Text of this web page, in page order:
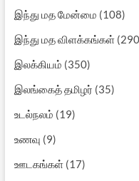
இந்து மத மேன்மை (108)
இந்து மத விளக்கங்கள்
இலக்கியம் (350)
இலங்கைத் தமிழர் (35)
உடல்நலம் (19)
உணவு (9)
ஊடகங்கள்(17)